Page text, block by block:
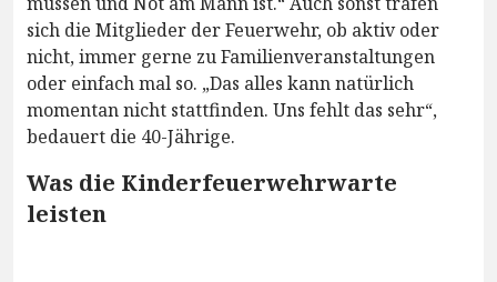
sich die Mitglieder der Feuerwehr, ob aktiv oder
nicht, immer gerne zu Familienveranstaltungen
oder einfach mal so. „Das alles kann natürlich
momentan nicht stattfinden. Uns fehlt das sehr“,
bedauert die 40-Jährige.
Was die Kinderfeuerwehrwarte
leisten